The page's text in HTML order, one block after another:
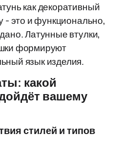
как декоративный
- это и функционально,
Латунные втулки,
формируют
язык изделия.
какой
вашему
стилей и типов